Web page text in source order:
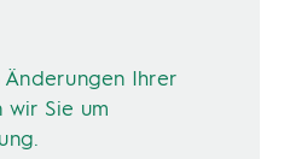
Änderungen Ihrer
Sie um